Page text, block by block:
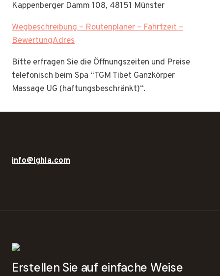
Kappenberger Damm 108, 48151 Münster
Wegbeschreibung – Routenplaner – Fahrtzeit –
BewertungAdres
Bitte erfragen Sie die Öffnungszeiten und Preise
telefonisch beim Spa “TGM Tibet Ganzkörper
Massage UG (haftungsbeschränkt)“.
info@ighla.com
Erstellen Sie auf einfache Weise